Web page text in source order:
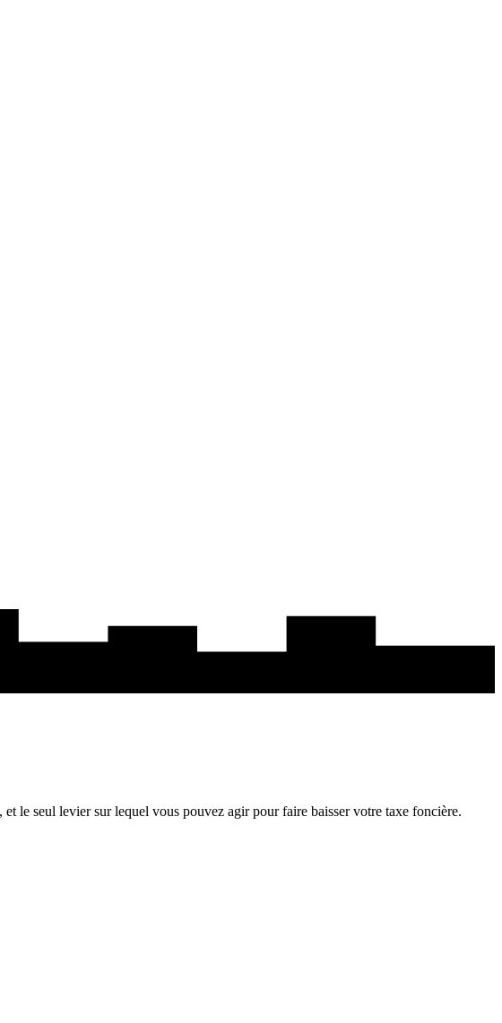
le seul levier sur lequel vous pouvez agir pour faire baisser votre taxe foncière.